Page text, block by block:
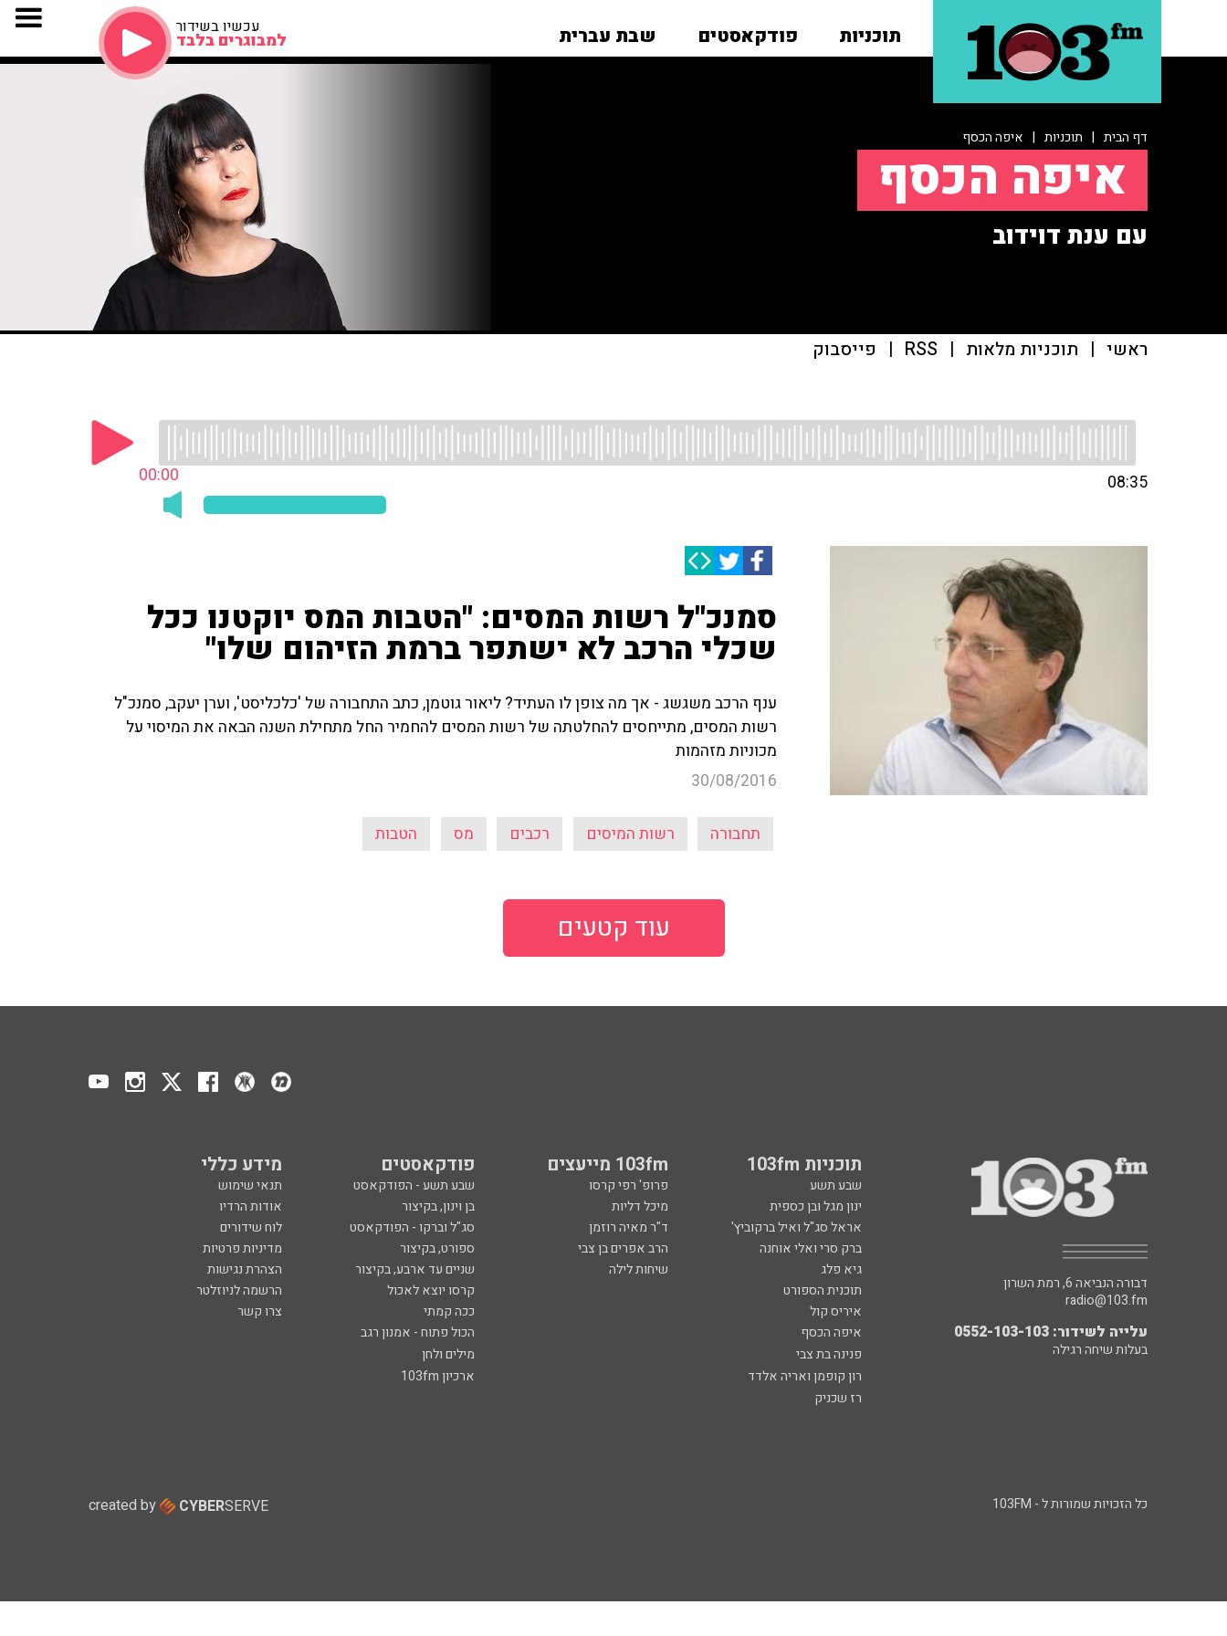
תוכניות פודקאסטים שבת עברית עכשיו בשידור
למבוגרים בלבד
דף הבית | תוכניות | איפה הכסף
איפה הכסף
עם ענת דוידוב
ראשי | תוכניות מלאות |
RSS
| פייסבוק
00:00 08:35
סמנכ"ל רשות המסים: "הטבות המס יוקטנו ככל
שכלי הרכב לא ישתפר ברמת הזיהום שלו"
ענף הרכב משגשג - אך מה צופן לו העתיד? ליאור גוטמן, כתב התחבורה של 'כלכליסט', וערן יעקב, סמנכ"ל
רשות המסים, מתייחסים להחלטתה של רשות המסים להחמיר החל מתחילת השנה הבאה את המיסוי על
מכוניות מזהמות
30/08/2016
תחבורה רשות המיסים רכבים מס הטבות
עוד קטעים
תוכניות 103fm 103fm מייעצים פודקאסטים מידע כללי
שבע תשע פרופ' רפי קרסו שבע תשע - הפודקאסט
תנאי שימוש
ינון מגל ובן כספית
מיכל דליות בן וינון, בקיצור
אודות הרדיו
אראל סג"ל ואיל ברקוביץ'
ד"ר מאיה רוזמן סג"ל וברקו - הפודקאסט
לוח שידורים
ברק סרי ואלי אוחנה
הרב אפרים בן צבי ספורט, בקיצור
מדיניות פרטיות
גיא פלג
שיחות לילה שניים עד ארבע, בקיצור
הצהרת נגישות
תוכנית הספורט
קרסו יוצא לאכול
הרשמה לניוזלטר
איריס קול
ככה קמתי
צרו קשר
איפה הכסף
הכול פתוח - אמנון רגב
פנינה בת צבי
מילים ולחן
רון קופמן ואריה אלדד
ארכיון 103fm
רז שכניק
דבורה הנביאה 6, רמת השרון
radio@103.fm
עלייה לשידור: 0552-103-103
בעלות שיחה רגילה
כל הזכויות שמורות ל - 103FM created by CYBERSERVE